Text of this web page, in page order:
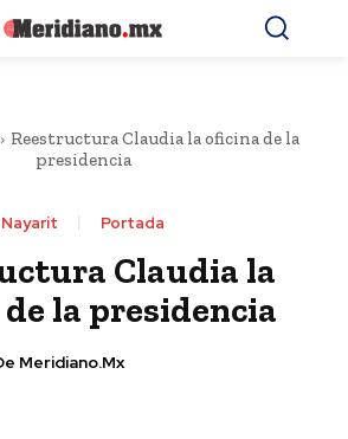
Reestructura Claudia la oficina de la
presidencia
Nayarit Portada
Claudia la
la presidencia
Meridiano.mx